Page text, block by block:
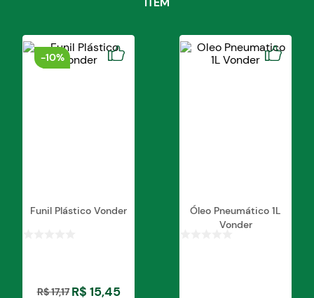
-10%
Funil Plástico Vonder
R$17,17 R$ 15,45
Óleo Pneumático 1L
Vonder